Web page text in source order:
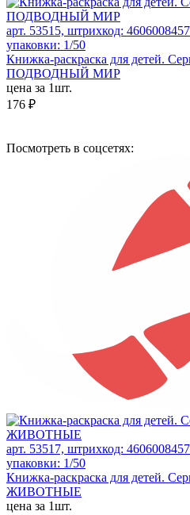
арт. 53515, штрихкод:
упаковки: 1/50
Книжка-раскраска для детей.
ПОДВОДНЫЙ МИР
цена за 1шт.
176 ₽
Посмотреть в соцсетях:
арт. 53517, штрихкод:
упаковки: 1/50
Книжка-раскраска для детей.
ЖИВОТНЫЕ
цена за 1шт.